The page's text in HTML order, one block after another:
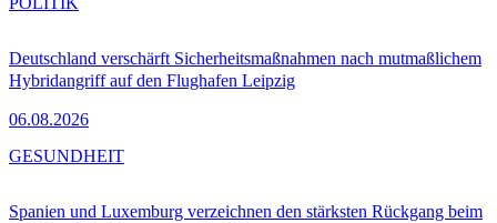
Deutschland verschärft Sicherheitsmaßnahmen nach mutmaßlichem
Hybridangriff auf den Flughafen Leipzig
06.08.2026
Spanien und Luxemburg verzeichnen den stärksten Rückgang beim
GESUNDHEIT